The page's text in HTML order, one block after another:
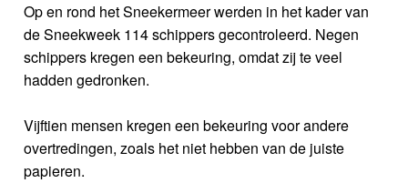
Op en rond het Sneekermeer werden in het kader van
de Sneekweek 114 schippers gecontroleerd. Negen
schippers kregen een bekeuring, omdat zij te veel
hadden gedronken.
Vijftien mensen kregen een bekeuring voor andere
overtredingen, zoals het niet hebben van de juiste
papieren.